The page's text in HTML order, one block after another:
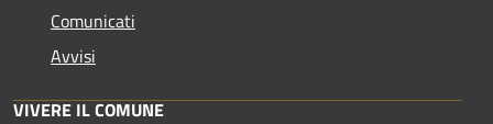
Comunicati
Avvisi
VIVERE IL COMUNE